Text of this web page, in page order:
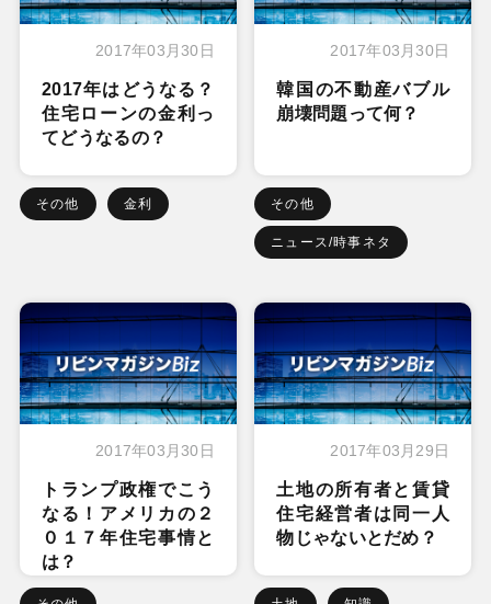
2017年03月30日
2017年はどうなる？
住宅ローンの金利っ
てどうなるの？
その他 金利
2017年03月30日
韓国の不動産バブル
崩壊問題って何？
その他
ニュース/時事ネタ
2017年03月30日
トランプ政権でこう
なる！アメリカの２
０１７年住宅事情と
は？
2017年03月29日
土地の所有者と賃貸
住宅経営者は同一人
物じゃないとだめ？